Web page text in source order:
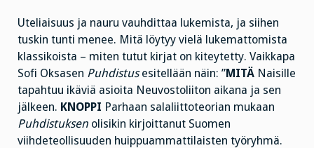
Uteliaisuus ja nauru vauhdittaa lukemista, ja siihen
tuskin tunti menee. Mitä löytyy vielä lukemattomista
klassikoista – miten tutut kirjat on kiteytetty. Vaikkapa
Sofi Oksasen Puhdistusesitellään näin: ”MITÄ Naisille
tapahtuu ikäviä asioita Neuvostoliiton aikana ja sen
jälkeen. KNOPPI Parhaan salaliittoteorian mukaan
Puhdistuksen olisikin kirjoittanut Suomen
viihdeteollisuuden huippuammattilaisten työryhmä.